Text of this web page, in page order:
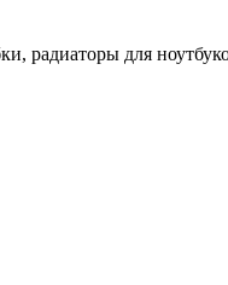
радиаторы для